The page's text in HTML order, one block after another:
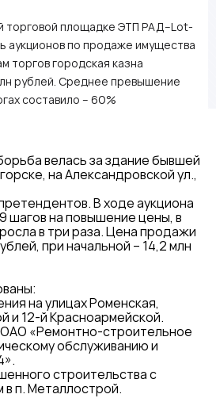
торговой площадке ЭТП РАД–Lot-
аукционов по продаже имущества
торгов городская казна
рублей. Среднее превышение
составило – 60%
велась за здание бывшей
на Александровской ул.,
В ходе аукциона
шагов на повышение цены, в
в три раза. Цена продажи
при начальной – 14,2 млн
на улицах Роменская,
и 12-й Красноармейской.
ОАО «Ремонтно-строительное
обслуживанию и
строительства с
в п. Металлострой.